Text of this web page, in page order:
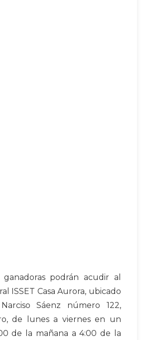
ganadoras podrán acudir al
ISSET Casa Aurora, ubicado
Sáenz número 122,
de lunes a viernes en un
de la mañana a 4:00 de la